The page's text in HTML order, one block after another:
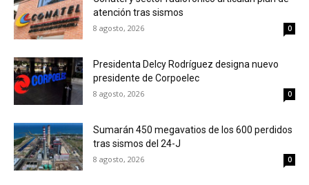
atención tras sismos
8 agosto, 2026 0
Presidenta Delcy Rodríguez designa nuevo
presidente de Corpoelec
8 agosto, 2026 0
Sumarán 450 megavatios de los 600 perdidos
tras sismos del 24-J
8 agosto, 2026 0